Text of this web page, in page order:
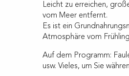
Leicht zu erreichen,
vom Meer entfernt.
Es ist ein
Atmosphäre vom
Auf dem Programm:
usw. Vieles, um Sie